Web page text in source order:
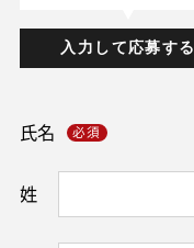
入力して応募する
氏名
姓